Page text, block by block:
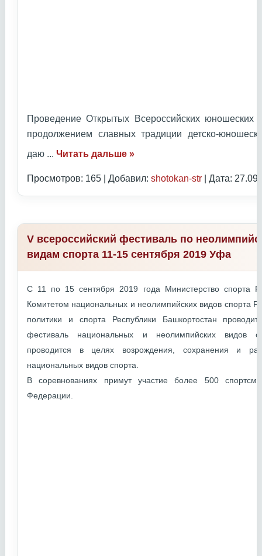
Проведение Открытых Всероссийских юношеских
продолжением славных традиции детско-
даю ... Читать дальше »
Просмотров: 165 | Добавил: shotokan-str | Дата:
V всероссийский фестиваль по
видам спорта 11-15 сентября 2019 Уфа
С 11 по 15 сентября 2019 года Министерство спорта
Комитетом национальных и неолимпийских видов спорта
политики и спорта Республики Башкортостан
фестиваль национальных и неолимпийских видов
проводится в целях возрождения, сохранения и
национальных видов спорта.
В соревнованиях примут участие более 500
Федерации.